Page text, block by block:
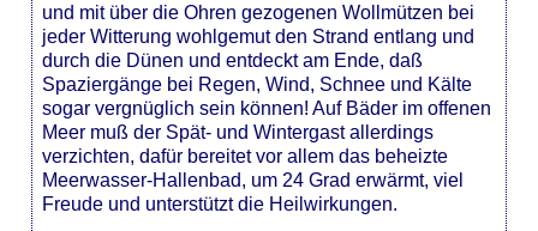
und mit über die Ohren gezogenen Wollmützen bei
jeder Witterung wohlgemut den Strand entlang und
durch die Dünen und entdeckt am Ende, daß
Spaziergänge bei Regen, Wind, Schnee und Kälte
sogar vergnüglich sein können! Auf Bäder im offenen
Meer muß der Spät- und Wintergast allerdings
verzichten, dafür bereitet vor allem das beheizte
Meerwasser-Hallenbad, um 24 Grad erwärmt, viel
Freude und unterstützt die Heilwirkungen.